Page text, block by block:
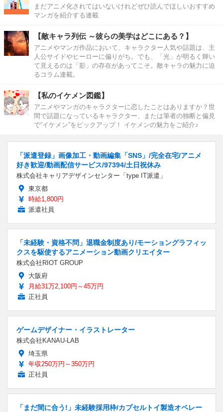
まだアニメ化されてはいないけれどぜひ読んでほしいおすすめ
マンガを紹介する連載
【敵キャラ列伝 ～彼らの美学はどこにある？】
アニメやマンガ作品において、キャラクター人気や話題は、主
人公サイドやヒーローに偏りがち。でも、「光」が明るく輝い
て見えるのは「影」の存在があってこそ。敵キャラの魅力に迫
るコラム連載。
【私のイケメン図鑑】
アニメやマンガのキャラクターに恋したことはありますか？世
間で話題になっているキャラクター、または筆者の独断と偏見
で“イケメン”をピックアップ！ イケメンの魅力をご紹介♪
「派遣登録」画像加工・動画編集「SNS」/完全在宅/アニメ
好き歓迎/動画配信サービス/97394/土日祝休み
株式会社キャリアデザインセンター「type IT派遣」
東京都
時給1,800円
派遣社員
「未経験・資格不問」退職金制度あり/モーショングラフィッ
クスを駆使するアニメーション動画クリエイター
株式会社RIOT GROUP
大阪府
月給31万2,100円～45万円
正社員
ゲームデザイナー・イラストレーター
株式会社KANAU-LAB
埼玉県
年収250万円～350万円
正社員
「まだ間に合う!」未経験採用枠/カプセルトイ製造オペレー